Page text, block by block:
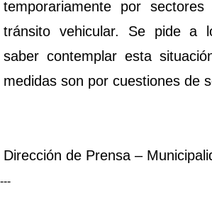
temporariamente por
tránsito vehicular. Se pide a
saber contemplar esta
medidas son por cuestiones de
Dirección de Prensa –
---